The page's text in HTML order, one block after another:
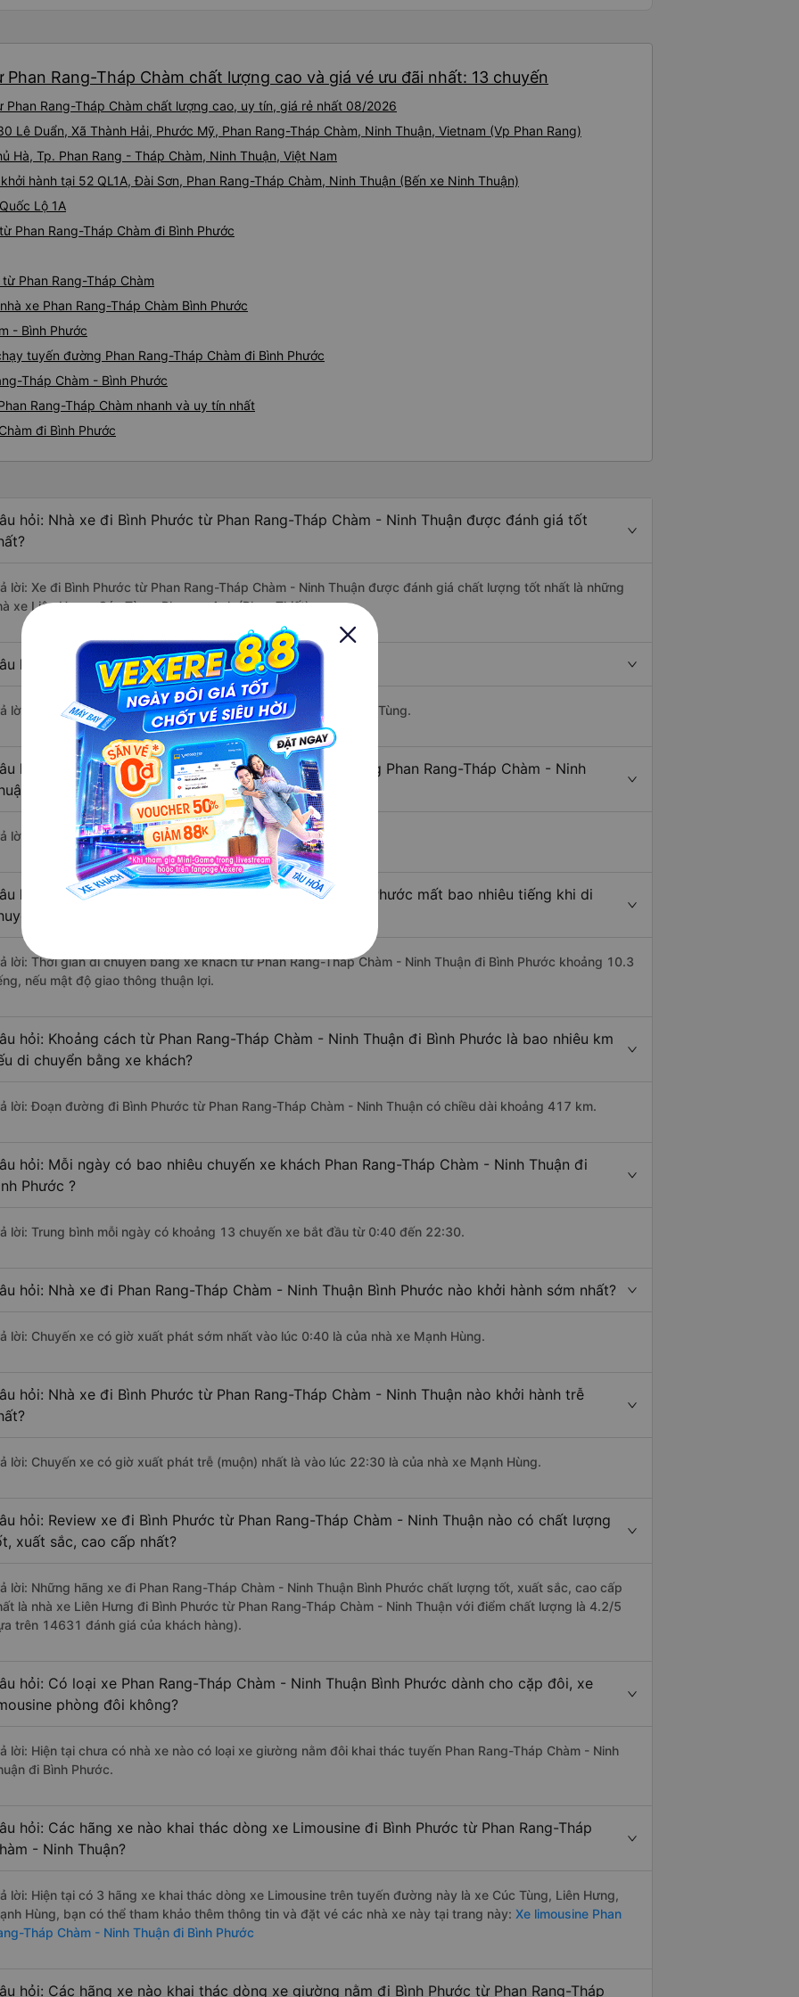
nào, &quot;B Bạn bị sao vậy?&quot; Chuyện gì xảy ra với
bạn vậy?&quot; Bây giờ là 2:30 và tôi đang nói về nó. ạn
bằng xe bu lông Limousine. Tôi nghĩ tài xế đã giúp tôi vì nhìn
tôi quá ngu ngốc. Tôi vẫn đang nghĩ rằng sẽ rất nguy hiểm
Rang-Tháp Chàm chất lượng cao và giá vé ưu đãi nhất: 13 chuyến
Rang-Tháp Chàm chất lượng cao, uy tín, giá rẻ nhất 08/2026
Lê Duẩn, Xã Thành Hải, Phước Mỹ, Phan Rang-Tháp Chàm, Ninh Thuận, Vietnam (Vp Phan Rang)
Hà, Tp. Phan Rang - Tháp Chàm, Ninh Thuận, Việt Nam
hành tại 52 QL1A, Đài Sơn, Phan Rang-Tháp Chàm, Ninh Thuận (Bến xe Ninh Thuận)
Lộ 1A
Phan Rang-Tháp Chàm đi Bình Phước
Phan Rang-Tháp Chàm
xe Phan Rang-Tháp Chàm Bình Phước
- Bình Phước
tuyến đường Phan Rang-Tháp Chàm đi Bình Phước
Tháp Chàm - Bình Phước
Rang-Tháp Chàm nhanh và uy tín nhất
đi Bình Phước
hỏi: Nhà xe đi Bình Phước từ Phan Rang-Tháp Chàm - Ninh Thuận được đánh giá tốt
lời: Xe đi Bình Phước từ Phan Rang-Tháp Chàm - Ninh Thuận được đánh giá chất lượng tốt nhất là những
xe Liên Hưng, Cúc Tùng, Phương Anh (Phan Thiết).
hỏi: Xe nào đi Bình Phước có giá rẻ nhất?
lời: Vé xe rẻ nhất có mức giá là 350.000 đồng của nhà xe Cúc Tùng.
hỏi: Có bao nhiêu nhà xe đang khai thác tuyến đường Phan Rang-Tháp Chàm - Ninh
- Bình Phước ?
lời: Hiện tại có 4 nhà xe khai thác tuyến đường.
hỏi: Từ Phan Rang-Tháp Chàm - Ninh Thuận đi Bình Phước mất bao nhiêu tiếng khi di
bằng xe khách?
lời: Thời gian di chuyển bằng xe khách từ Phan Rang-Tháp Chàm - Ninh Thuận đi Bình Phước khoảng 10.3
nếu mật độ giao thông thuận lợi.
hỏi: Khoảng cách từ Phan Rang-Tháp Chàm - Ninh Thuận đi Bình Phước là bao nhiêu km
di chuyển bằng xe khách?
lời: Đoạn đường đi Bình Phước từ Phan Rang-Tháp Chàm - Ninh Thuận có chiều dài khoảng 417 km.
hỏi: Mỗi ngày có bao nhiêu chuyến xe khách Phan Rang-Tháp Chàm - Ninh Thuận đi
Phước ?
lời: Trung bình mỗi ngày có khoảng 13 chuyến xe bắt đầu từ 0:40 đến 22:30.
hỏi: Nhà xe đi Phan Rang-Tháp Chàm - Ninh Thuận Bình Phước nào khởi hành sớm nhất?
lời: Chuyến xe có giờ xuất phát sớm nhất vào lúc 0:40 là của nhà xe Mạnh Hùng.
hỏi: Nhà xe đi Bình Phước từ Phan Rang-Tháp Chàm - Ninh Thuận nào khởi hành trễ
lời: Chuyến xe có giờ xuất phát trễ (muộn) nhất là vào lúc 22:30 là của nhà xe Mạnh Hùng.
hỏi: Review xe đi Bình Phước từ Phan Rang-Tháp Chàm - Ninh Thuận nào có chất lượng
xuất sắc, cao cấp nhất?
lời: Những hãng xe đi Phan Rang-Tháp Chàm - Ninh Thuận Bình Phước chất lượng tốt, xuất sắc, cao cấp
là nhà xe Liên Hưng đi Bình Phước từ Phan Rang-Tháp Chàm - Ninh Thuận với điểm chất lượng là 4.2/5
trên 14631 đánh giá của khách hàng).
hỏi: Có loại xe Phan Rang-Tháp Chàm - Ninh Thuận Bình Phước dành cho cặp đôi, xe
phòng đôi không?
lời: Hiện tại chưa có nhà xe nào có loại xe giường nằm đôi khai thác tuyến Phan Rang-Tháp Chàm - Ninh
đi Bình Phước.
hỏi: Các hãng xe nào khai thác dòng xe Limousine đi Bình Phước từ Phan Rang-Tháp
- Ninh Thuận?
lời: Hiện tại có 3 hãng xe khai thác dòng xe Limousine trên tuyến đường này là xe Cúc Tùng, Liên Hưng,
Hùng, bạn có thể tham khảo thêm thông tin và đặt vé các nhà xe này tại trang này: Xe limousine Phan
Tháp Chàm - Ninh Thuận đi Bình Phước
hỏi: Các hãng xe nào khai thác dòng xe giường nằm đi Bình Phước từ Phan Rang-Tháp